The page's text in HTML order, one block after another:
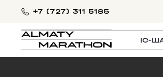
+7 (727) 311 5185
IС-